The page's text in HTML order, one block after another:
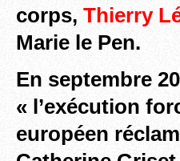
corps, Thierry
Marie le Pen.
En septembre
« l’exécution
européen